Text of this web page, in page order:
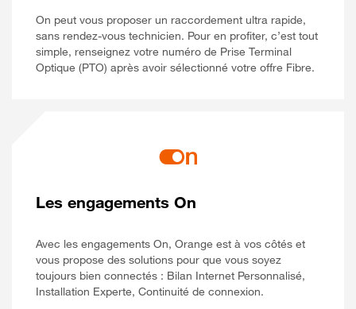
On peut vous proposer un raccordement ultra rapide,
sans rendez-vous technicien. Pour en profiter, c’est tout
simple, renseignez votre numéro de Prise Terminal
Optique (PTO) après avoir sélectionné votre offre Fibre.
Les engagements On
Avec les engagements On, Orange est à vos côtés et
vous propose des solutions pour que vous soyez
toujours bien connectés : Bilan Internet Personnalisé,
Installation Experte, Continuité de connexion.